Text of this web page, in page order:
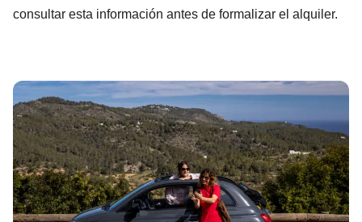
consultar esta información antes de formalizar el alquiler.